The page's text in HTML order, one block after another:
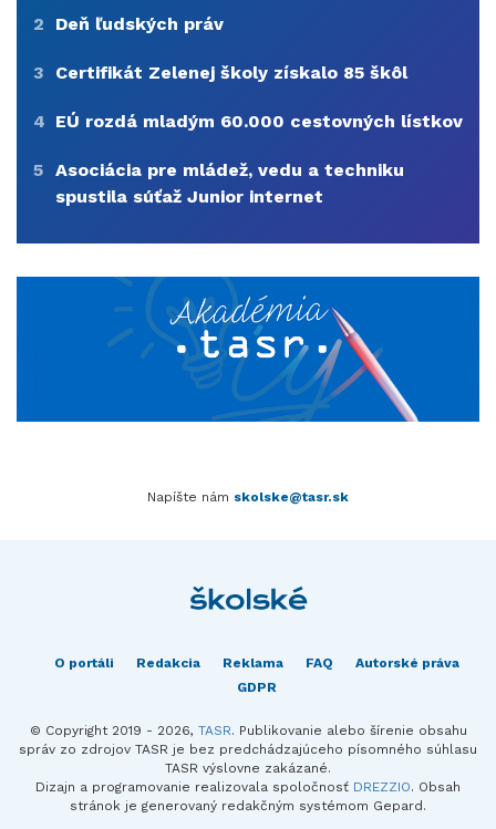
2 Deň ľudských práv
3 Certifikát Zelenej školy získalo 85 škôl
4 EÚ rozdá mladým 60.000 cestovných lístkov
5 Asociácia pre mládež, vedu a techniku
spustila súťaž Junior internet
Napíšte nám skolske@tasr.sk
O portáli Redakcia Reklama FAQ
Autorské práva
GDPR
© Copyright 2019 - 2026, TASR. Publikovanie alebo šírenie obsahu
správ zo zdrojov TASR je bez predchádzajúceho písomného súhlasu
TASR výslovne zakázané.
Dizajn a programovanie realizovala spoločnosť DREZZIO. Obsah
stránok je generovaný redakčným systémom Gepard.